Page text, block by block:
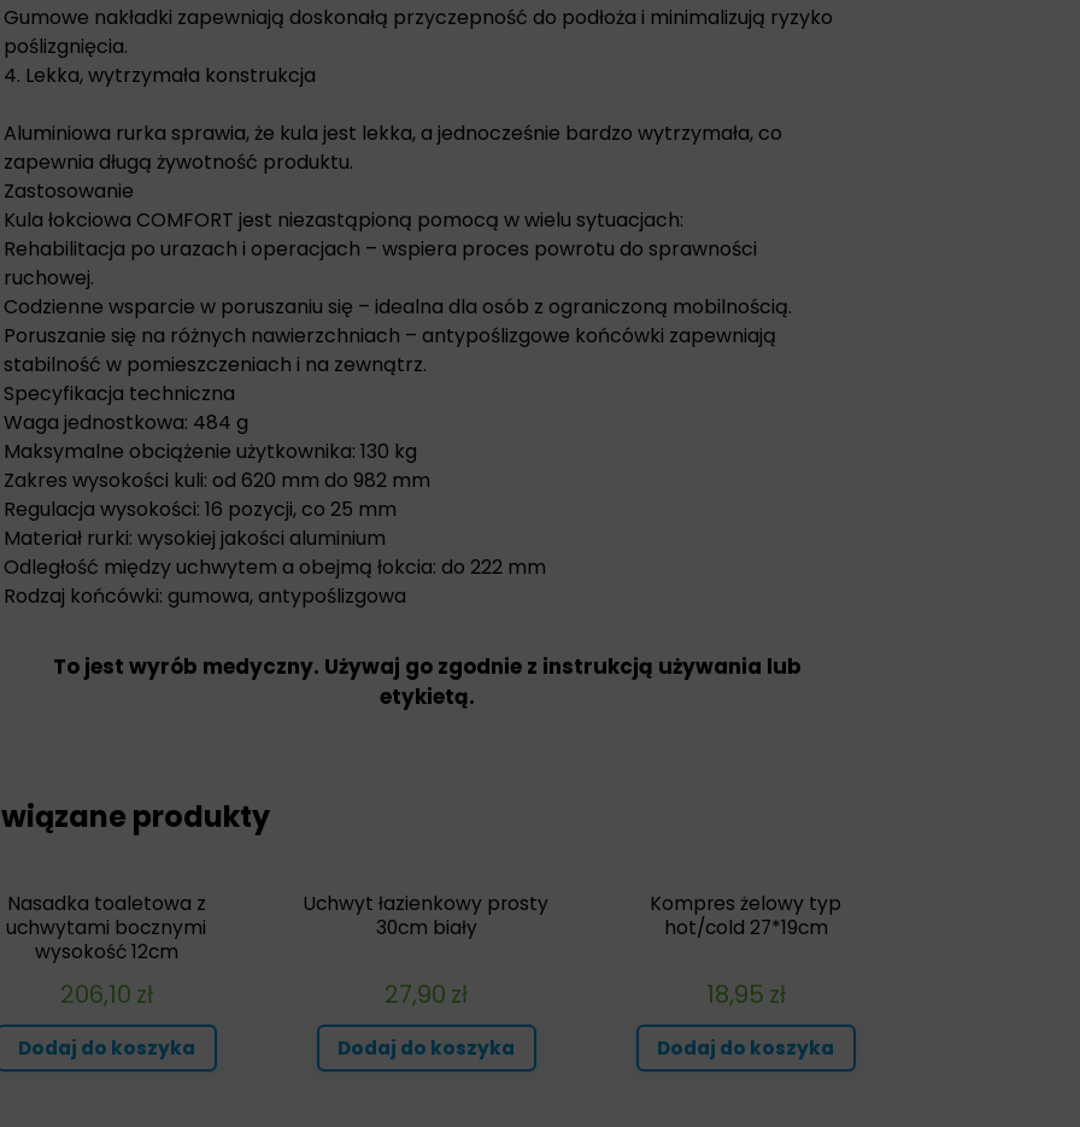
Gumowe nakładki zapewniają doskonałą przyczepność do podłoża i minimalizują ryzyko
poślizgnięcia.
4. Lekka, wytrzymała konstrukcja
Aluminiowa rurka sprawia, że kula jest lekka, a jednocześnie bardzo wytrzymała, co
zapewnia długą żywotność produktu.
Zastosowanie
Kula łokciowa COMFORT jest niezastąpioną pomocą w wielu sytuacjach:
Rehabilitacja po urazach i operacjach – wspiera proces powrotu do sprawności
ruchowej.
Codzienne wsparcie w poruszaniu się – idealna dla osób z ograniczoną mobilnością.
Poruszanie się na różnych nawierzchniach – antypoślizgowe końcówki zapewniają
stabilność w pomieszczeniach i na zewnątrz.
Specyfikacja techniczna
Waga jednostkowa: 484 g
Maksymalne obciążenie użytkownika: 130 kg
Zakres wysokości kuli: od 620 mm do 982 mm
Regulacja wysokości: 16 pozycji, co 25 mm
Materiał rurki: wysokiej jakości aluminium
Odległość między uchwytem a obejmą łokcia: do 222 mm
Rodzaj końcówki: gumowa, antypoślizgowa
To jest wyrób medyczny. Używaj go zgodnie z instrukcją używania lub
etykietą.
produkty
Nasadka toaletowa z
uchwytami bocznymi
wysokość 12cm
206,10 zł
Dodaj do koszyka
Uchwyt łazienkowy prosty
30cm biały
27,90 zł
Dodaj do koszyka
Kompres żelowy typ
hot/cold 27*19cm
18,95 zł
Dodaj do koszyka